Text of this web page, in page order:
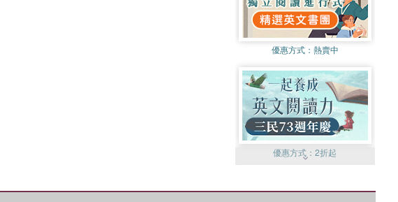
優惠方式： 熱賣中
優惠方式：2折起